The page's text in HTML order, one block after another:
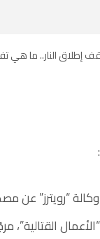
“رويترز” عن